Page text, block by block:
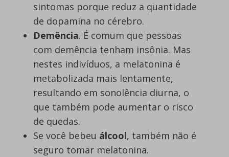
sintomas porque reduz a quantidade
de dopamina no cérebro.
Demência. É comum que pessoas
com demência tenham insônia. Mas
nestes indivíduos, a melatonina é
metabolizada mais lentamente,
resultando em sonolência diurna, o
que também pode aumentar o risco
de quedas.
Se você bebeu álcool, também não é
seguro tomar melatonina.